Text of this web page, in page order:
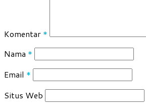
Komentar *
Nama *
Email *
Situs Web